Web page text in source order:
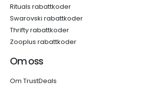
Rituals rabattkoder
Swarovski rabattkoder
Thrifty rabattkoder
Zooplus rabattkoder
Om oss
Om TrustDeals